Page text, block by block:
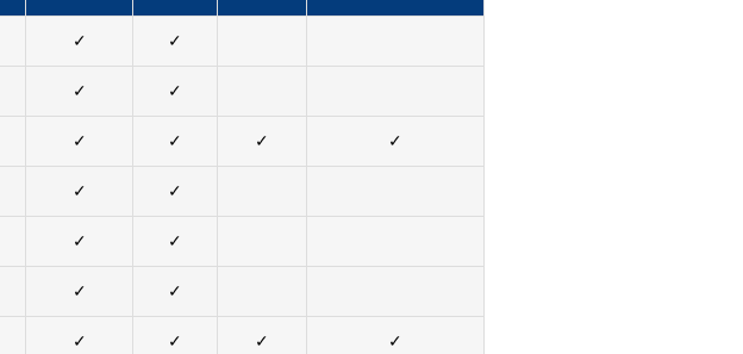
✓ ✓
✓ ✓
✓ ✓ ✓ ✓
✓ ✓
✓ ✓
✓ ✓
✓ ✓ ✓ ✓